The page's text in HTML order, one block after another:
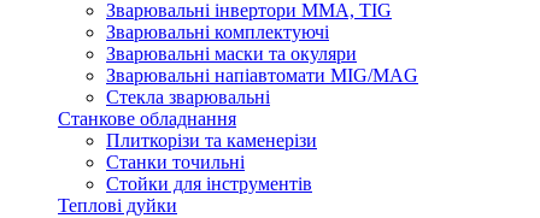
Зварювальні інвертори ММА, TIG
Зварювальні комплектуючі
Зварювальні маски та окуляри
Зварювальні напіавтомати MIG/MAG
Стекла зварювальні
Станкове обладнання
Плиткорізи та каменерізи
Станки точильні
Стойки для інструментів
Теплові дуйки